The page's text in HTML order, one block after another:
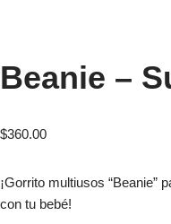
Beanie –
$360.00
¡Gorrito multiusos “Beanie”
con tu bebé!